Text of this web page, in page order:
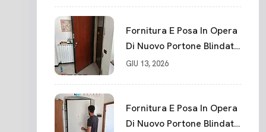
Fornitura E Posa In Opera
Di Nuovo Portone Blindato
La Spezia
GIU 13, 2026
Fornitura E Posa In Opera
Di Nuovo Portone Blindato